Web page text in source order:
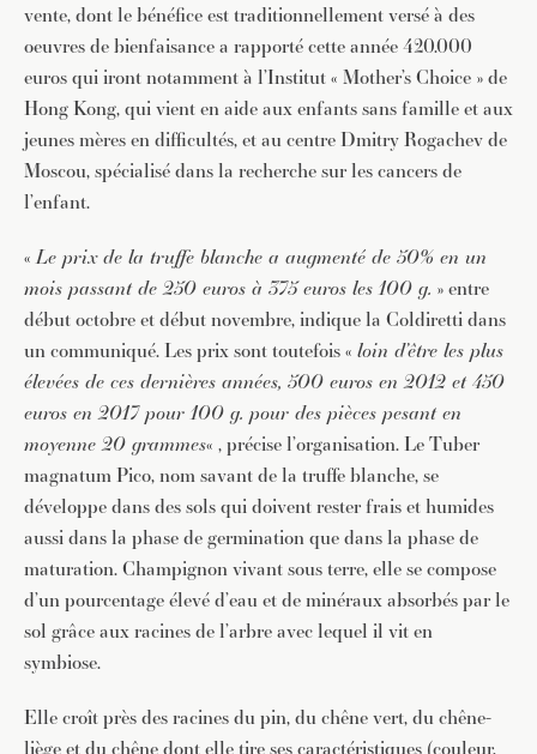
vente, dont le bénéfice est traditionnellement versé à des
oeuvres de bienfaisance a rapporté cette année 420.000
euros qui iront notamment à l’Institut « Mother’s Choice » de
Hong Kong, qui vient en aide aux enfants sans famille et aux
jeunes mères en difficultés, et au centre Dmitry Rogachev de
Moscou, spécialisé dans la recherche sur les cancers de
l’enfant.
«Le prix de la truffe blanche a augmenté de 50% en un
mois passant de 250 euros à 375 euros les 100 g. » entre
début octobre et début novembre, indique la Coldiretti dans
un communiqué. Les prix sont toutefois « loin d’être les plus
élevées de ces dernières années, 500 euros en 2012 et 450
euros en 2017 pour 100 g. pour des pièces pesant en
moyenne 20 grammes« , précise l’organisation. Le Tuber
magnatum Pico, nom savant de la truffe blanche, se
développe dans des sols qui doivent rester frais et humides
aussi dans la phase de germination que dans la phase de
maturation. Champignon vivant sous terre, elle se compose
d’un pourcentage élevé d’eau et de minéraux absorbés par le
sol grâce aux racines de l’arbre avec lequel il vit en
symbiose.
Elle croît près des racines du pin, du chêne vert, du chêne-